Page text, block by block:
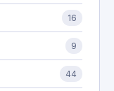
16
9
44